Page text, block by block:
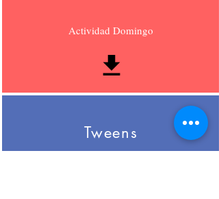
Actividad Domingo
Tweens